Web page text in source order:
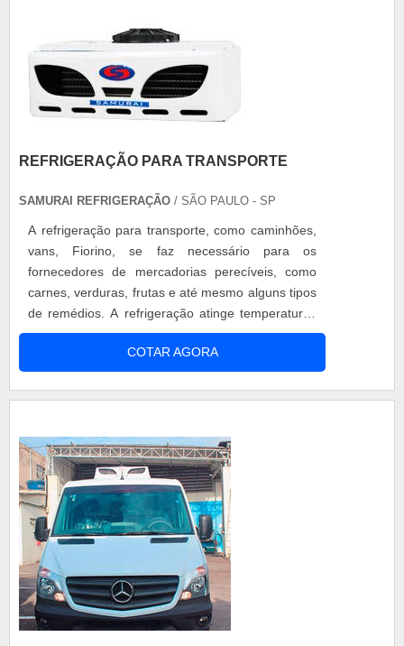
REFRIGERAÇÃO PARA TRANSPORTE
SAMURAI REFRIGERAÇÃO / SÃO PAULO - SP
A refrigeração para transporte, como caminhões,
vans, Fiorino, se faz necessário para os
fornecedores de mercadorias perecíveis, como
carnes, verduras, frutas e até mesmo alguns tipos
de remédios. A refrigeração atinge temperaturas
positivas e negativas, já que são aparelhos de
estrutura em alumínio. Além disso, a estruturação
da refrigeração é composta por um compressor
COTAR AGORA